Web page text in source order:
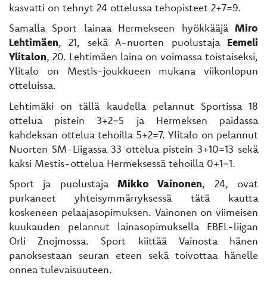
kasvatti on tehnyt 24 ottelussa tehopisteet 2+7=9.
Samalla Sport lainaa Hermekseen hyökkääjä Miro
Lehtimäen, 21, sekä A-nuorten puolustaja Eemeli
Ylitalon, 20. Lehtimäen laina on voimassa toistaiseksi,
Ylitalo on Mestis-joukkueen mukana viikonlopun
otteluissa.
Lehtimäki on tällä kaudella pelannut Sportissa 18
ottelua pistein 3+2=5 ja Hermeksen paidassa
kahdeksan ottelua tehoilla 5+2=7. Ylitalo on pelannut
Nuorten SM-Liigassa 33 ottelua pistein 3+10=13 sekä
kaksi Mestis-ottelua Hermeksessä tehoilla 0+1=1.
Sport ja puolustaja Mikko Vainonen, 24, ovat
purkaneet yhteisymmärryksessä tätä kautta
koskeneen pelaajasopimuksen. Vainonen on viimeisen
kuukauden pelannut lainasopimuksella EBEL-liigan
Orli Znojmossa. Sport kiittää Vainosta hänen
panoksestaan seuran eteen sekä toivottaa hänelle
onnea tulevaisuuteen.